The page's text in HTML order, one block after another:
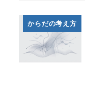
からだの考え方